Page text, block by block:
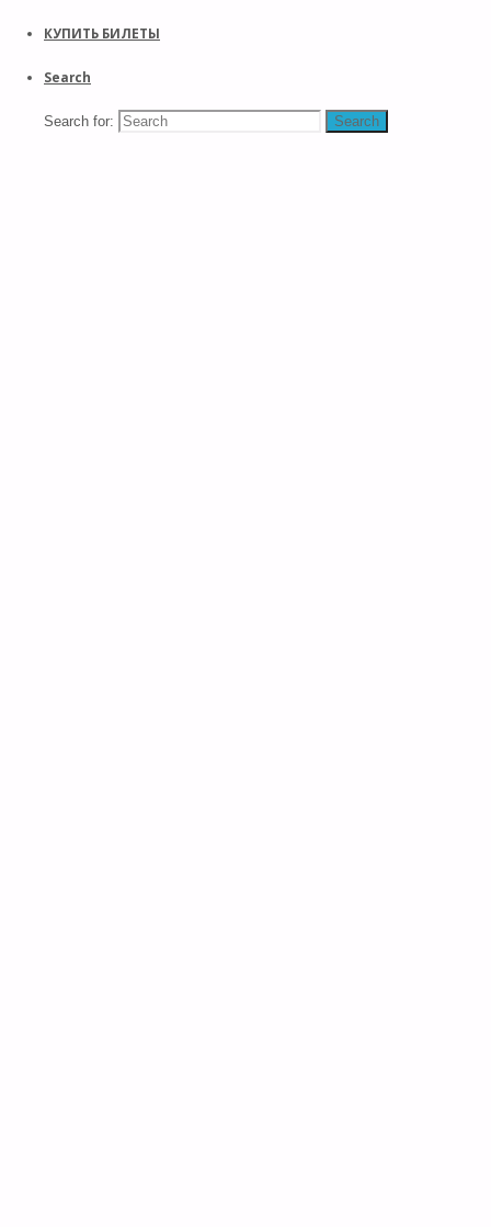
КУПИТЬ БИЛЕТЫ
Search
Search for: Search